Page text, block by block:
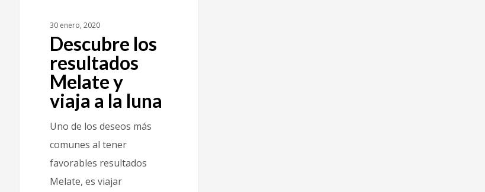
30 enero, 2020
Descubre los
resultados
Melate y
viaja a la luna
Uno de los deseos más
comunes al tener
favorables resultados
Melate, es viajar